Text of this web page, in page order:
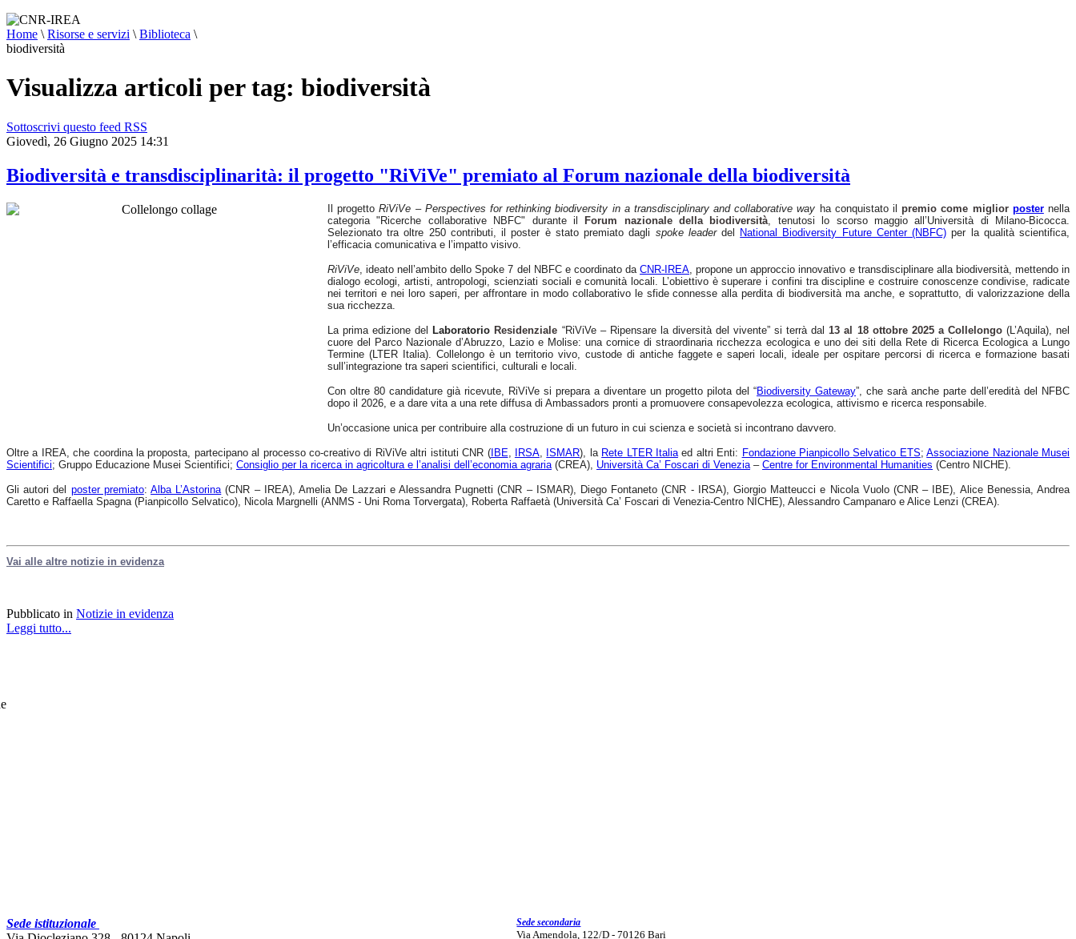
Home \ Risorse e servizi \ Biblioteca \
biodiversità
Visualizza articoli per tag: biodiversità
Sottoscrivi questo feed RSS
Giovedì, 26 Giugno 2025 14:31
Biodiversità e transdisciplinarità: il progetto "RiViVe" premiato al Forum nazionale della biodiversità
Il progettoRiViVe – Perspectives for rethinking biodiversity in a transdisciplinary and collaborative way ha conquistato ilpremio come miglior posternella
categoria "Ricerche collaborative NBFC" durante ilForum nazionale della biodiversità , tenutosi lo scorso maggio all’Università di Milano-Bicocca.
Selezionato tra oltre 250 contributi, il poster è stato premiato dagli spoke leaderdel National Biodiversity Future Center (NBFC) per la qualità scientifica,
l’efficacia comunicativa e l’impatto visivo.
RiViVe , ideato nell’ambito dello Spoke 7 del NBFC e coordinato daCNR-IREA , propone un approccio innovativo e transdisciplinare alla biodiversità, mettendo in
dialogo ecologi, artisti, antropologi, scienziati sociali e comunità locali. L’obiettivo è superare i confini tra discipline e costruire conoscenze condivise, radicate
nei territori e nei loro saperi, per affrontare in modo collaborativo le sfide connesse alla perdita di biodiversità ma anche, e soprattutto, di valorizzazione della
sua ricchezza.
La prima edizione delLaboratorio Residenziale “RiViVe – Ripensare la diversità del vivente” si terrà dal 13 al 18 ottobre 2025 a Collelongo(L’Aquila), nel
cuore del Parco Nazionale d’Abruzzo, Lazio e Molise: una cornice di straordinaria ricchezza ecologica e uno dei siti della Rete di Ricerca Ecologica a Lungo
Termine (LTER Italia). Collelongo è un territorio vivo, custode di antiche faggete e saperi locali, ideale per ospitare percorsi di ricerca e formazione basati
sull’integrazione tra saperi scientifici, culturali e locali.
Con oltre 80 candidature già ricevute, RiViVe si prepara a diventare un progetto pilota del “Biodiversity Gateway”, che sarà anche parte dell’eredità del NFBC
dopo il 2026, e a dare vita a una rete diffusa di Ambassadors pronti a promuovere consapevolezza ecologica, attivismo e ricerca responsabile.
Un’occasione unica per contribuire alla costruzione di un futuro in cui scienza e società si incontrano davvero.
Oltre a IREA, che coordina la proposta, partecipano al processo co-creativo di RiViVe altri istituti CNR (IBE IRSA, ISMAR), la Rete LTER Italiaed altri Enti: Fondazione Pianpicollo Selvatico ETS;Associazione Nazionale Musei
Scientifici; Gruppo Educazione Musei Scientifici; Consiglio per la ricerca in agricoltura e l’analisi dell’economia agraria (CREA), Università Ca’ Foscari di Venezia – Centre for Environmental Humanities (Centro NICHE).
Gli autori del poster premiato:Alba L’Astorina (CNR – IREA), Amelia De Lazzari e Alessandra Pugnetti (CNR – ISMAR), Diego Fontaneto (CNR - IRSA), Giorgio Matteucci e Nicola Vuolo (CNR – IBE), Alice Benessia, Andrea
Caretto e Raffaella Spagna (Pianpicollo Selvatico), Nicola Margnelli (ANMS - Uni Roma Torvergata), Roberta Raffaetà (Università Ca’ Foscari di Venezia-Centro NICHE), Alessandro Campanaro e Alice Lenzi (CREA).
Vai alle altre notizie in evidenza
Pubblicato in Notizie in evidenza
Leggi tutto...
Sede istituzionale
Sede secondaria
Via Amendola, 122/D - 70126 Bari